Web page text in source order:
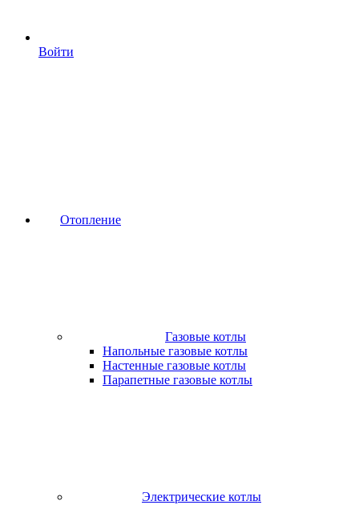
Войти
Отопление
Газовые котлы
Напольные газовые котлы
Настенные газовые котлы
Парапетные газовые котлы
Электрические котлы